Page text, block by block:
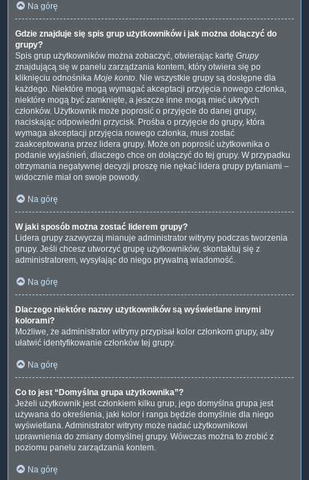
Na górę
Gdzie znajduje się spis grup użytkowników i jak można dołączyć do
grupy?
Spis grup użytkowników można zobaczyć, otwierając kartę Grupy
znajdującą się w panelu zarządzania kontem, który otwiera się po
kliknięciu odnośnika Moje konto. Nie wszystkie grupy są dostępne dla
każdego. Niektóre mogą wymagać akceptacji przyjęcia nowego członka,
niektóre mogą być zamknięte, a jeszcze inne mogą mieć ukrytych
członków. Użytkownik może poprosić o przyjęcie do danej grupy,
naciskając odpowiedni przycisk. Prośba o przyjęcie do grupy, która
wymaga akceptacji przyjęcia nowego członka, musi zostać
zaakceptowana przez lidera grupy. Może on poprosić użytkownika o
podanie wyjaśnień, dlaczego chce on dołączyć do tej grupy. W przypadku
otrzymania negatywnej decyzji proszę nie nękać lidera grupy pytaniami –
widocznie miał on swoje powody.
Na górę
W jaki sposób można zostać liderem grupy?
Lidera grupy zazwyczaj mianuje administrator witryny podczas tworzenia
grupy. Jeśli chcesz utworzyć grupę użytkowników, skontaktuj się z
administratorem, wysyłając do niego prywatną wiadomość.
Na górę
Dlaczego niektóre nazwy użytkowników są wyświetlane innymi
kolorami?
Możliwe, że administrator witryny przypisał kolor członkom grupy, aby
ułatwić identyfikowanie członków tej grupy.
Na górę
Co to jest “Domyślna grupa użytkownika”?
Jeżeli użytkownik jest członkiem kilku grup, jego domyślna grupa jest
używana do określenia, jaki kolor i ranga będzie domyślnie dla niego
wyświetlana. Administrator witryny może nadać użytkownikowi
uprawnienia do zmiany domyślnej grupy. Wówczas można to zrobić z
poziomu panelu zarządzania kontem.
Na górę